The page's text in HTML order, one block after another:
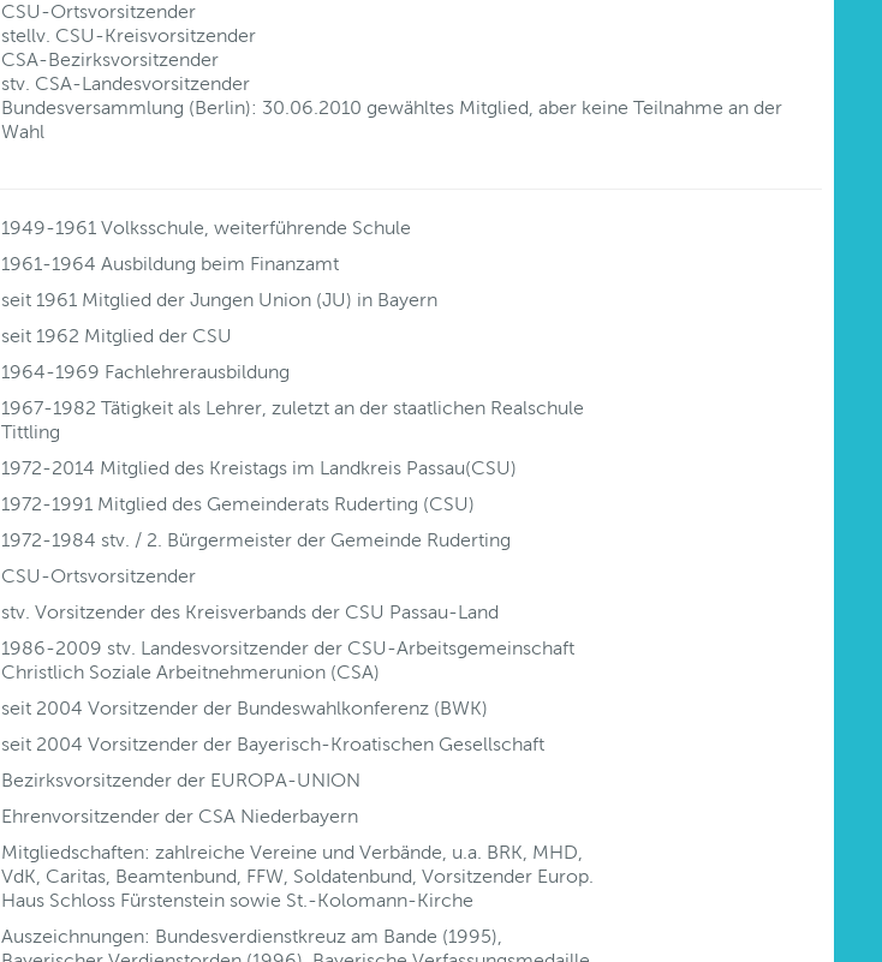
CSU-Ortsvorsitzender
stellv. CSU-Kreisvorsitzender
CSA-Bezirksvorsitzender
stv. CSA-Landesvorsitzender
Bundesversammlung (Berlin): 30.06.2010 gewähltes Mitglied, aber keine Teilnahme an der
Wahl
1949-1961 Volksschule, weiterführende Schule
1961-1964 Ausbildung beim Finanzamt
seit 1961 Mitglied der Jungen Union (JU) in Bayern
seit 1962 Mitglied der CSU
1964-1969 Fachlehrerausbildung
1967-1982 Tätigkeit als Lehrer, zuletzt an der staatlichen Realschule
Tittling
1972-2014 Mitglied des Kreistags im Landkreis Passau(CSU)
1972-1991 Mitglied des Gemeinderats Ruderting (CSU)
1972-1984 stv. / 2. Bürgermeister der Gemeinde Ruderting
CSU-Ortsvorsitzender
stv. Vorsitzender des Kreisverbands der CSU Passau-Land
1986-2009 stv. Landesvorsitzender der CSU-Arbeitsgemeinschaft
Christlich Soziale Arbeitnehmerunion (CSA)
seit 2004 Vorsitzender der Bundeswahlkonferenz (BWK)
seit 2004 Vorsitzender der Bayerisch-Kroatischen Gesellschaft
Bezirksvorsitzender der EUROPA-UNION
Ehrenvorsitzender der CSA Niederbayern
Mitgliedschaften: zahlreiche Vereine und Verbände, u.a. BRK, MHD,
VdK, Caritas, Beamtenbund, FFW, Soldatenbund, Vorsitzender Europ.
Haus Schloss Fürstenstein sowie St.-Kolomann-Kirche
Auszeichnungen: Bundesverdienstkreuz am Bande (1995),